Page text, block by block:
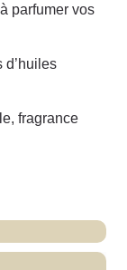
parfumer vos
d’huiles
fragrance